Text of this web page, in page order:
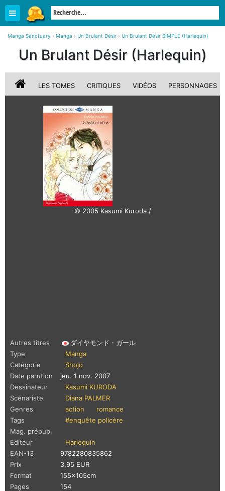
Manga Sanctuary › Manga › Un Brulant Désir › Un Brulant Désir SIMPLE (Harlequin)
Un Brulant Désir (Harlequin)
LES TOMES CRITIQUES VIDÉOS PERSONNAGES
© 2005 Kasumi Kuroda /
Autres titres
ダイヤモンド・ガール
Type
Manga
Catégorie
Shojo
Date parution
jeu. 1 nov. 2007
Dessinateur
Kasumi KURODA
Scénariste
Diana PALMER
Genres
action
romance
Tags
#enquête policère
Mag. prépub.
Editeur
Harlequin
EAN-13
9782280835862
Prix
3,95 EUR
Format
155x105cm
Pages
154